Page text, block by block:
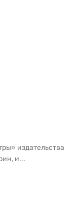
издательства
и...